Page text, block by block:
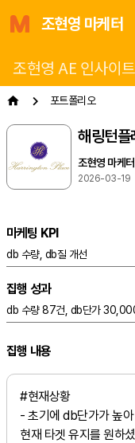
조현영 마케터
조현영 AE 인사이트
포트폴리오
해링턴플
조현영 마케터
2026-03-19
마케팅 KPI
db 수량, db질 개선
집행 성과
db 수량 87건, db단가
집행 내용
#현재상황
- 초기에 db단가가 높
현재 타겟 유지를 원하